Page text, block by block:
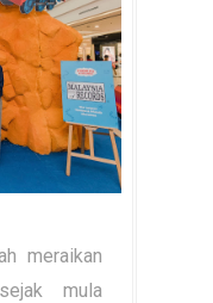
meraikan
mula